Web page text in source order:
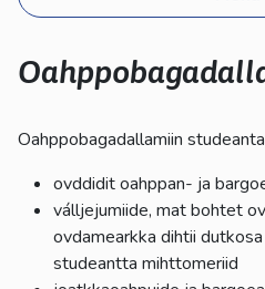
pyyhkäisyliikkeitä.
Oahppobagadallamiin
ovddidit oahppan- ja
válljejumiide, mat bohtet
ovdamearkka dihtii
studeantta mihttomeriid